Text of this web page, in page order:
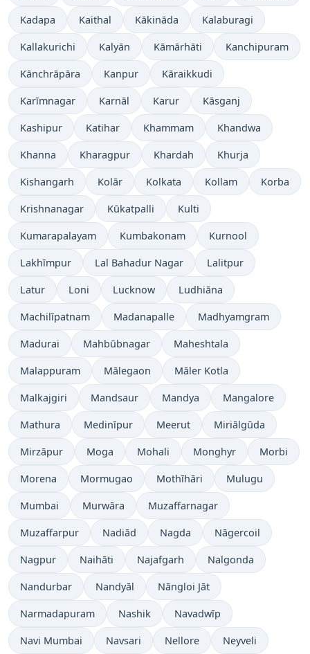
Kadapa Kaithal Kākināda Kalaburagi
Kallakurichi Kalyān Kāmārhāti Kanchipuram
Kānchrāpāra Kanpur Kāraikkudi
Karīmnagar Karnāl Karur Kāsganj
Kashipur Katihar Khammam Khandwa
Khanna Kharagpur Khardah Khurja
Kishangarh Kolār Kolkata Kollam Korba
Krishnanagar Kūkatpalli Kulti
Kumarapalayam Kumbakonam Kurnool
Lakhīmpur Lal Bahadur Nagar Lalitpur
Latur Loni Lucknow Ludhiāna
Machilīpatnam Madanapalle Madhyamgram
Madurai Mahbūbnagar Maheshtala
Malappuram Mālegaon Māler Kotla
Malkajgiri Mandsaur Mandya Mangalore
Mathura Medinīpur Meerut Miriālgūda
Mirzāpur Moga Mohali Monghyr Morbi
Morena Mormugao Mothīhāri Mulugu
Mumbai Murwāra Muzaffarnagar
Muzaffarpur Nadiād Nagda Nāgercoil
Nagpur Naihāti Najafgarh Nalgonda
Nandurbar Nandyāl Nāngloi Jāt
Narmadapuram Nashik Navadwīp
Navi Mumbai Navsari Nellore Neyveli